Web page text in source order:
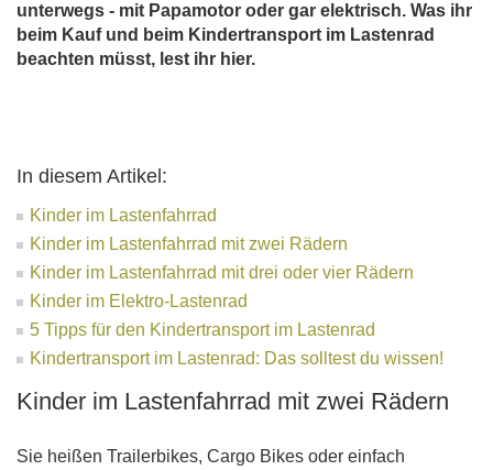
unterwegs - mit Papamotor oder gar elektrisch. Was ihr
beim Kauf und beim Kindertransport im Lastenrad
beachten müsst, lest ihr hier.
In diesem Artikel:
Kinder im Lastenfahrrad
Kinder im Lastenfahrrad mit zwei Rädern
Kinder im Lastenfahrrad mit drei oder vier Rädern
Kinder im Elektro-Lastenrad
5 Tipps für den Kindertransport im Lastenrad
Kindertransport im Lastenrad: Das solltest du wissen!
Kinder im Lastenfahrrad mit zwei Rädern
Sie heißen Trailerbikes, Cargo Bikes oder einfach